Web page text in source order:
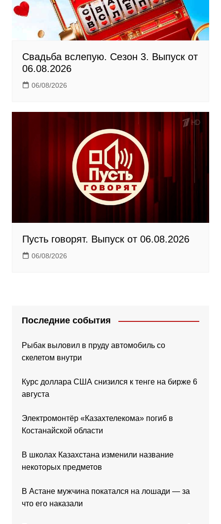
Свадьба вслепую. Сезон 3. Выпуск от
06.08.2026
06/08/2026
Пусть говорят. Выпуск от 06.08.2026
06/08/2026
Последние события
Рыбак выловил в пруду автомобиль со
скелетом внутри
Курс доллара США снизился к тенге на бирже 6
августа
Электромонтёр «Казахтелекома» погиб в
Костанайской области
В школах Казахстана изменили название
некоторых предметов
В Астане мужчина покатался на лошади — за
что его наказали